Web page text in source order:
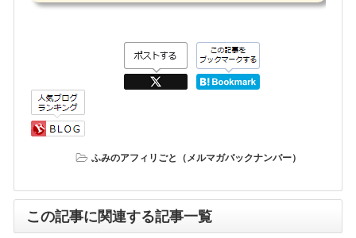
ふみのアフィリごと（メルマガバックナンバー）
この記事に関連する記事一覧